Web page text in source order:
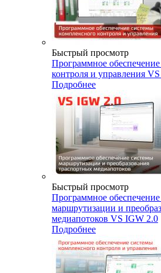
Быстрый просмотр
Программное
контроля и управления
Подробнее
Быстрый просмотр
Программное
маршрутизации и
медиапотоков VS IGW 2.0
Подробнее